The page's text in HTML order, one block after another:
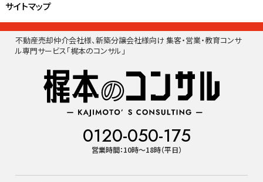
サイトマップ
不動産売却仲介会社様、新築分譲会社様向け 集客・営業・教育コンサ
ル専門サービス「梶本のコンサル」
0120-050-175
営業時間：10時〜18時（平日）